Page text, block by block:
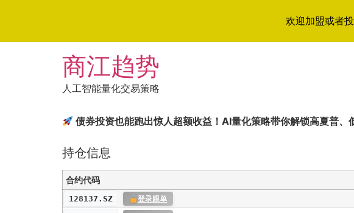
商江趋势
人工智能量化交易策略
债券投资也能跑出惊人超额收益！AI量化策略带你解锁高夏普、
持仓信息
合约代码
128137.SZ 登录跟单
欢迎加盟或者